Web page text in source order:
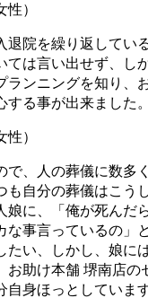
）
退院を繰り返してい
ては言い出せず、し
ランニングを知り、
する事が出来ました
）
で、人の葬儀に数多
も自分の葬儀はこう
娘に、「俺が死んだ
な事言っているの」
たい、しかし、娘に
お助け本舗 堺南店の
自身ほっとしています